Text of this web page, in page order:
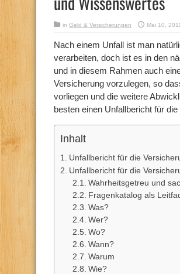
in Geld & Versicherungen Mai 10, 2011
Nach einem Unfall ist man
verarbeiten, doch ist es in den
und in diesem Rahmen auch
Versicherung vorzulegen, so
vorliegen und die weitere
besten einen Unfallbericht für
Inhalt
Unfallbericht für die
Unfallbericht für die
Wahrheitsgetreu und
Fragenkatalog als
Was?
Wer?
Wo?
Wann?
Warum
Wie?